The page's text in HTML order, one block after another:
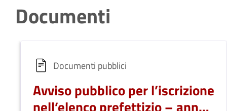
Documenti
Documenti pubblici
Avviso pubblico per l’iscrizione
nell’elenco prefettizio – anno